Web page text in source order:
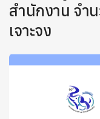
สำนักงาน จำน
เจาะจง